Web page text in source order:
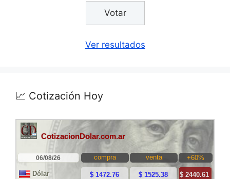
Ver resultados
📈 Cotización Hoy